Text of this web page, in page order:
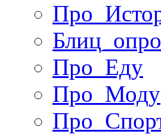
Про_Еду
Про_Моду